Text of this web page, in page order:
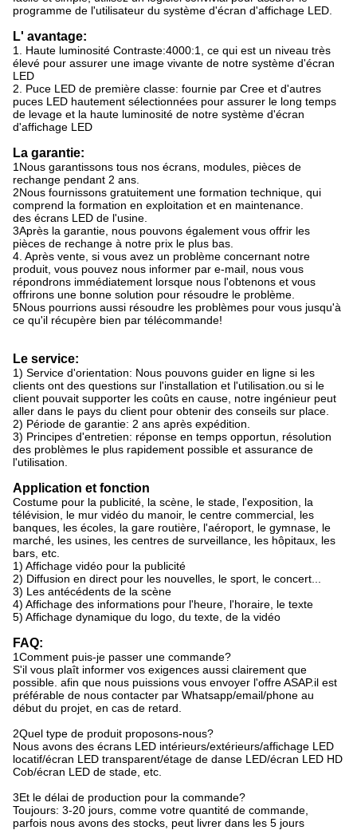
programme de l'utilisateur du système d'écran d'affichage LED.
L' avantage:
1. Haute luminosité Contraste:4000:1, ce qui est un niveau très
élevé pour assurer une image vivante de notre système d'écran
LED
2. Puce LED de première classe: fournie par Cree et d'autres
puces LED hautement sélectionnées pour assurer le long temps
de levage et la haute luminosité de notre système d'écran
d'affichage LED
La garantie:
1Nous garantissons tous nos écrans, modules, pièces de
rechange pendant 2 ans.
2Nous fournissons gratuitement une formation technique, qui
comprend la formation en exploitation et en maintenance.
des écrans LED de l'usine.
3Après la garantie, nous pouvons également vous offrir les
pièces de rechange à notre prix le plus bas.
4. Après vente, si vous avez un problème concernant notre
produit, vous pouvez nous informer par e-mail, nous vous
répondrons immédiatement lorsque nous l'obtenons et vous
offrirons une bonne solution pour résoudre le problème.
5Nous pourrions aussi résoudre les problèmes pour vous jusqu'à
ce qu'il récupère bien par télécommande!
Le service:
1) Service d'orientation: Nous pouvons guider en ligne si les
clients ont des questions sur l'installation et l'utilisation.ou si le
client pouvait supporter les coûts en cause, notre ingénieur peut
aller dans le pays du client pour obtenir des conseils sur place.
2) Période de garantie: 2 ans après expédition.
3) Principes d'entretien: réponse en temps opportun, résolution
des problèmes le plus rapidement possible et assurance de
l'utilisation.
Application et fonction
Costume pour la publicité, la scène, le stade, l'exposition, la
télévision, le mur vidéo du manoir, le centre commercial, les
banques, les écoles, la gare routière, l'aéroport, le gymnase, le
marché, les usines, les centres de surveillance, les hôpitaux, les
bars, etc.
1) Affichage vidéo pour la publicité
2) Diffusion en direct pour les nouvelles, le sport, le concert...
3) Les antécédents de la scène
4) Affichage des informations pour l'heure, l'horaire, le texte
5) Affichage dynamique du logo, du texte, de la vidéo
FAQ:
1Comment puis-je passer une commande?
S'il vous plaît informer vos exigences aussi clairement que
possible. afin que nous puissions vous envoyer l'offre ASAP.il est
préférable de nous contacter par Whatsapp/email/phone au
début du projet, en cas de retard.
2Quel type de produit proposons-nous?
Nous avons des écrans LED intérieurs/extérieurs/affichage LED
locatif/écran LED transparent/étage de danse LED/écran LED HD
Cob/écran LED de stade, etc.
3Et le délai de production pour la commande?
Toujours: 3-20 jours, comme votre quantité de commande,
parfois nous avons des stocks, peut livrer dans les 5 jours